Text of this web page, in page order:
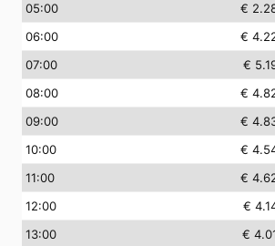
05:00 €
06:00 €
07:00 €
08:00 €
09:00 €
10:00 €
11:00 €
12:00 €
13:00 €